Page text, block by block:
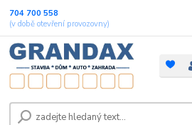
704 700 558
(v době otevření provozovny)